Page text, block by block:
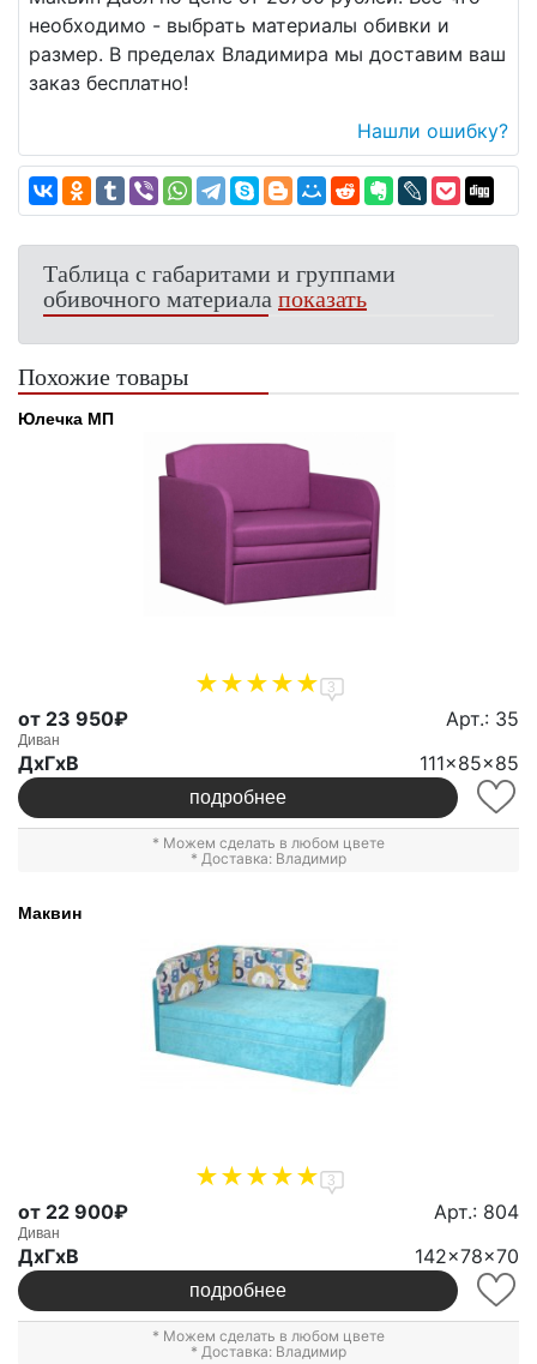
необходимо - выбрать материалы обивки и
размер. В пределах Владимира мы доставим ваш
заказ бесплатно!
Нашли ошибку?
Таблица с габаритами и группами
обивочного материалапоказать
Похожие товары
Юлечка МП
3
от 23 950₽ Арт.: 35
Диван
ДxГxВ 111x85x85
подробнее
* Можем сделать в любом цвете
* Доставка: Владимир
Маквин
3
от 22 900₽ Арт.: 804
Диван
ДxГxВ 142x78x70
подробнее
* Можем сделать в любом цвете
* Доставка: Владимир